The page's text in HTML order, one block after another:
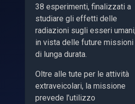
38 esperimenti, finalizzati a
studiare gli effetti delle
radiazioni sugli esseri
in vista delle future missioni
di lunga durata.
Oltre alle tute per le attività
extraveicolari, la missione
prevede l’utilizzo